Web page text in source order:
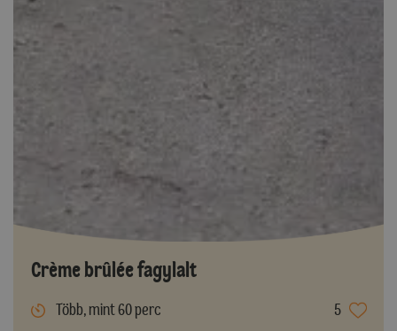
Crème brûlée fagylalt
Több, mint 60 perc
5